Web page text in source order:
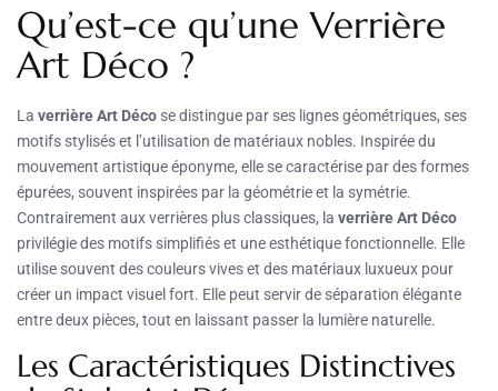
Qu’est-ce qu’une Verrière
Art Déco ?
La verrière Art Déco se distingue par ses lignes géométriques, ses
motifs stylisés et l’utilisation de matériaux nobles. Inspirée du
mouvement artistique éponyme, elle se caractérise par des formes
épurées, souvent inspirées par la géométrie et la symétrie.
Contrairement aux verrières plus classiques, la verrière Art Déco
privilégie des motifs simplifiés et une esthétique fonctionnelle. Elle
utilise souvent des couleurs vives et des matériaux luxueux pour
créer un impact visuel fort. Elle peut servir de séparation élégante
entre deux pièces, tout en laissant passer la lumière naturelle.
Les Caractéristiques Distinctives